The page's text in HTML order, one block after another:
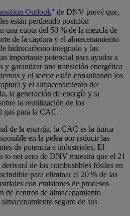
Outlook" de DNV prevé que,
están perdiendo posición
una cuota del 50 % de la mezcla de
de la captura y el almacenamiento
hidrocarbono integrado y las
importante potencial para ayudar a
y garantizar una transición energética
y el sector están consultando los
y el almacenamiento del
la generación de energía y la
la reutilización de los
gas para la CAC.
de la energía, la CAC es la única
en la pelea por reducir las
de potencia e industriales. El
to net zero de DNV muestra que el 21
de los combustibles fósiles en
para eliminar el 20 % de las
con emisiones de procesos
de centros de almacenamiento
seguro de sus